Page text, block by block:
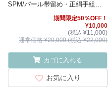
SPM/パール帯留め・正絹手組三
期間限定50％OFF！
¥10,000
(税込 ¥11,000)
通常価格 ¥20,000 (税込 ¥22,000)
カゴに入れる
お気に入り